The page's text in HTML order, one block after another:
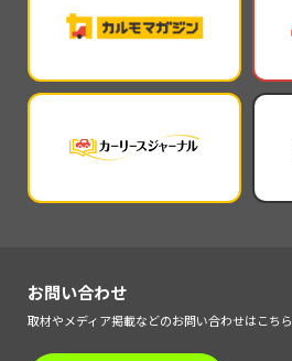
お問い合わせ
取材やメディア掲載などのお問い合わせはこちら